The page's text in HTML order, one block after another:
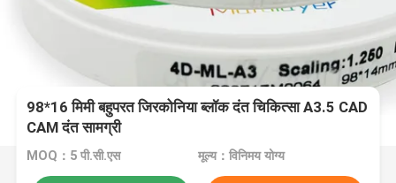
98*16 मिमी बहुपरत जिरकोनिया ब्लॉक दंत चिकित्सा A3.5 CAD
CAM दंत सामग्री
MOQ：5 पी.सी.एस मूल्य：विनिमय योग्य